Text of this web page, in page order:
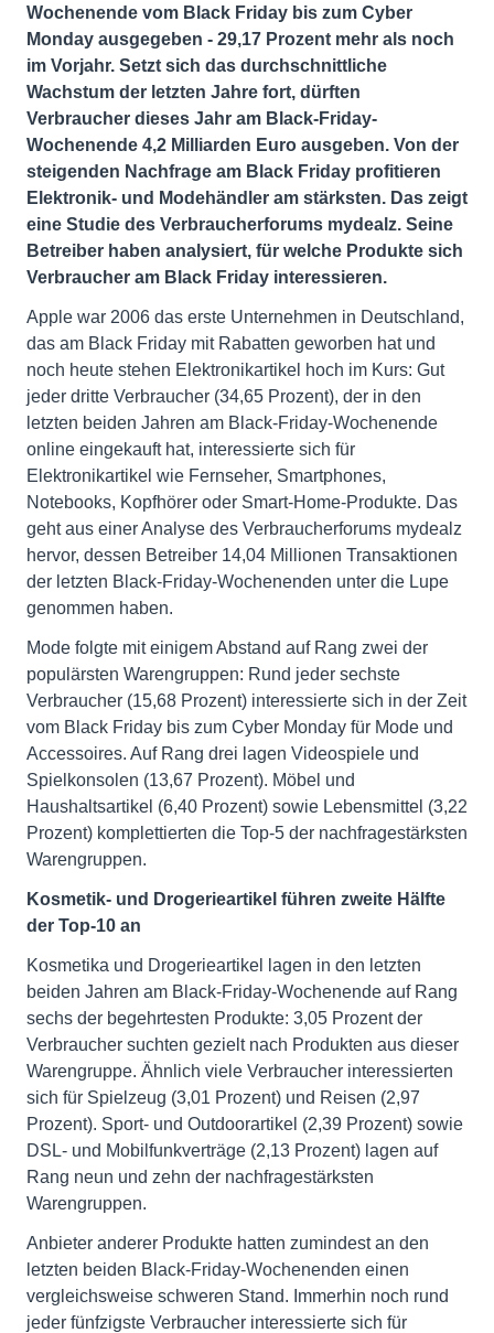
Wochenende vom Black Friday bis zum Cyber
Monday ausgegeben - 29,17 Prozent mehr als noch
im Vorjahr. Setzt sich das durchschnittliche
Wachstum der letzten Jahre fort, dürften
Verbraucher dieses Jahr am Black-Friday-
Wochenende 4,2 Milliarden Euro ausgeben. Von der
steigenden Nachfrage am Black Friday profitieren
Elektronik- und Modehändler am stärksten. Das zeigt
eine Studie des Verbraucherforums mydealz. Seine
Betreiber haben analysiert, für welche Produkte sich
Verbraucher am Black Friday interessieren.
Apple war 2006 das erste Unternehmen in Deutschland,
das am Black Friday mit Rabatten geworben hat und
noch heute stehen Elektronikartikel hoch im Kurs: Gut
jeder dritte Verbraucher (34,65 Prozent), der in den
letzten beiden Jahren am Black-Friday-Wochenende
online eingekauft hat, interessierte sich für
Elektronikartikel wie Fernseher, Smartphones,
Notebooks, Kopfhörer oder Smart-Home-Produkte. Das
geht aus einer Analyse des Verbraucherforums mydealz
hervor, dessen Betreiber 14,04 Millionen Transaktionen
der letzten Black-Friday-Wochenenden unter die Lupe
genommen haben.
Mode folgte mit einigem Abstand auf Rang zwei der
populärsten Warengruppen: Rund jeder sechste
Verbraucher (15,68 Prozent) interessierte sich in der Zeit
vom Black Friday bis zum Cyber Monday für Mode und
Accessoires. Auf Rang drei lagen Videospiele und
Spielkonsolen (13,67 Prozent). Möbel und
Haushaltsartikel (6,40 Prozent) sowie Lebensmittel (3,22
Prozent) komplettierten die Top-5 der nachfragestärksten
Warengruppen.
Kosmetik- und Drogerieartikel führen zweite Hälfte
der Top-10 an
Kosmetika und Drogerieartikel lagen in den letzten
beiden Jahren am Black-Friday-Wochenende auf Rang
sechs der begehrtesten Produkte: 3,05 Prozent der
Verbraucher suchten gezielt nach Produkten aus dieser
Warengruppe. Ähnlich viele Verbraucher interessierten
sich für Spielzeug (3,01 Prozent) und Reisen (2,97
Prozent). Sport- und Outdoorartikel (2,39 Prozent) sowie
DSL- und Mobilfunkverträge (2,13 Prozent) lagen auf
Rang neun und zehn der nachfragestärksten
Warengruppen.
Anbieter anderer Produkte hatten zumindest an den
letzten beiden Black-Friday-Wochenenden einen
vergleichsweise schweren Stand. Immerhin noch rund
jeder fünfzigste Verbraucher interessierte sich für